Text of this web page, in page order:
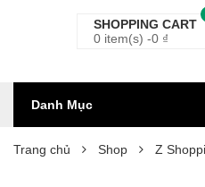
SHOPPING CART
0 item(s) -0 ₫
Danh Mục
Trang chủ Shop Z